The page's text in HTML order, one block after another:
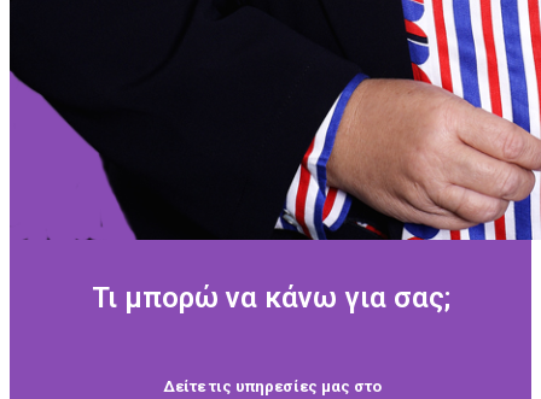
Τι μπορώ να κάνω για σας;
Δείτε τις υπηρεσίες μας στο